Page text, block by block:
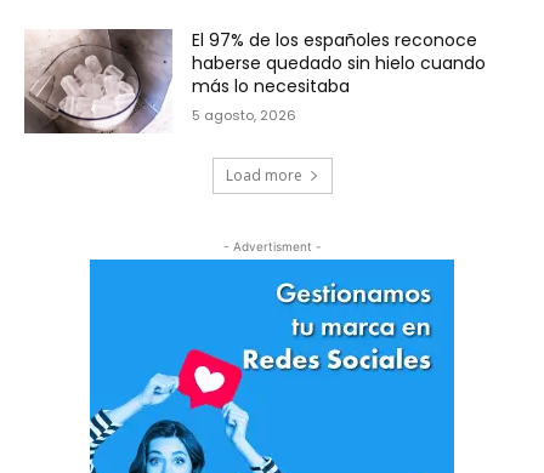
El 97% de los españoles reconoce
haberse quedado sin hielo cuando
más lo necesitaba
5 agosto, 2026
Load more
- Advertisment -